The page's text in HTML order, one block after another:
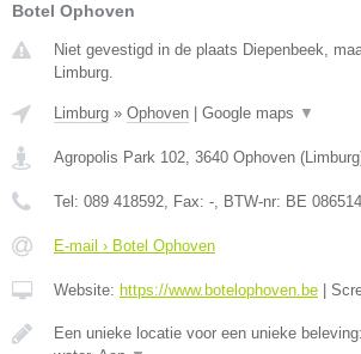
Botel Ophoven
Niet gevestigd in de plaats Diepenbeek,
Limburg.
Limburg » Ophoven Google maps ▼
Agropolis Park 102, 3640 Ophoven (Limburg
Tel: 089 418592, Fax: -, BTW-nr: BE
E-mail › Botel Ophoven
Website: https://www.botelophoven.be
Een unieke locatie voor een unieke